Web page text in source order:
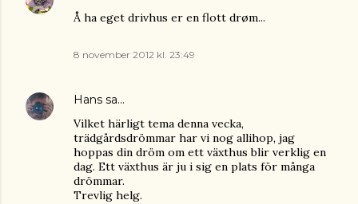
Å ha eget drivhus er en flott drøm...
8 november 2012 kl. 23:49
Hans sa…
Vilket härligt tema denna vecka,
trädgårdsdrömmar har vi nog allihop, jag
hoppas din dröm om ett växthus blir verklig en
dag. Ett växthus är ju i sig en plats för många
drömmar.
Trevlig helg.